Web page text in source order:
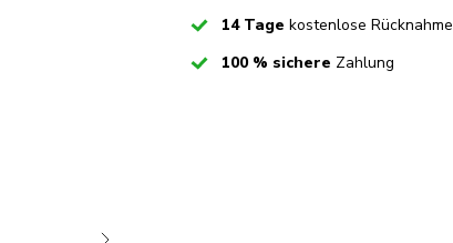
Checked14 Tage kostenlose Rücknahme
Checked100 % sichere Zahlung